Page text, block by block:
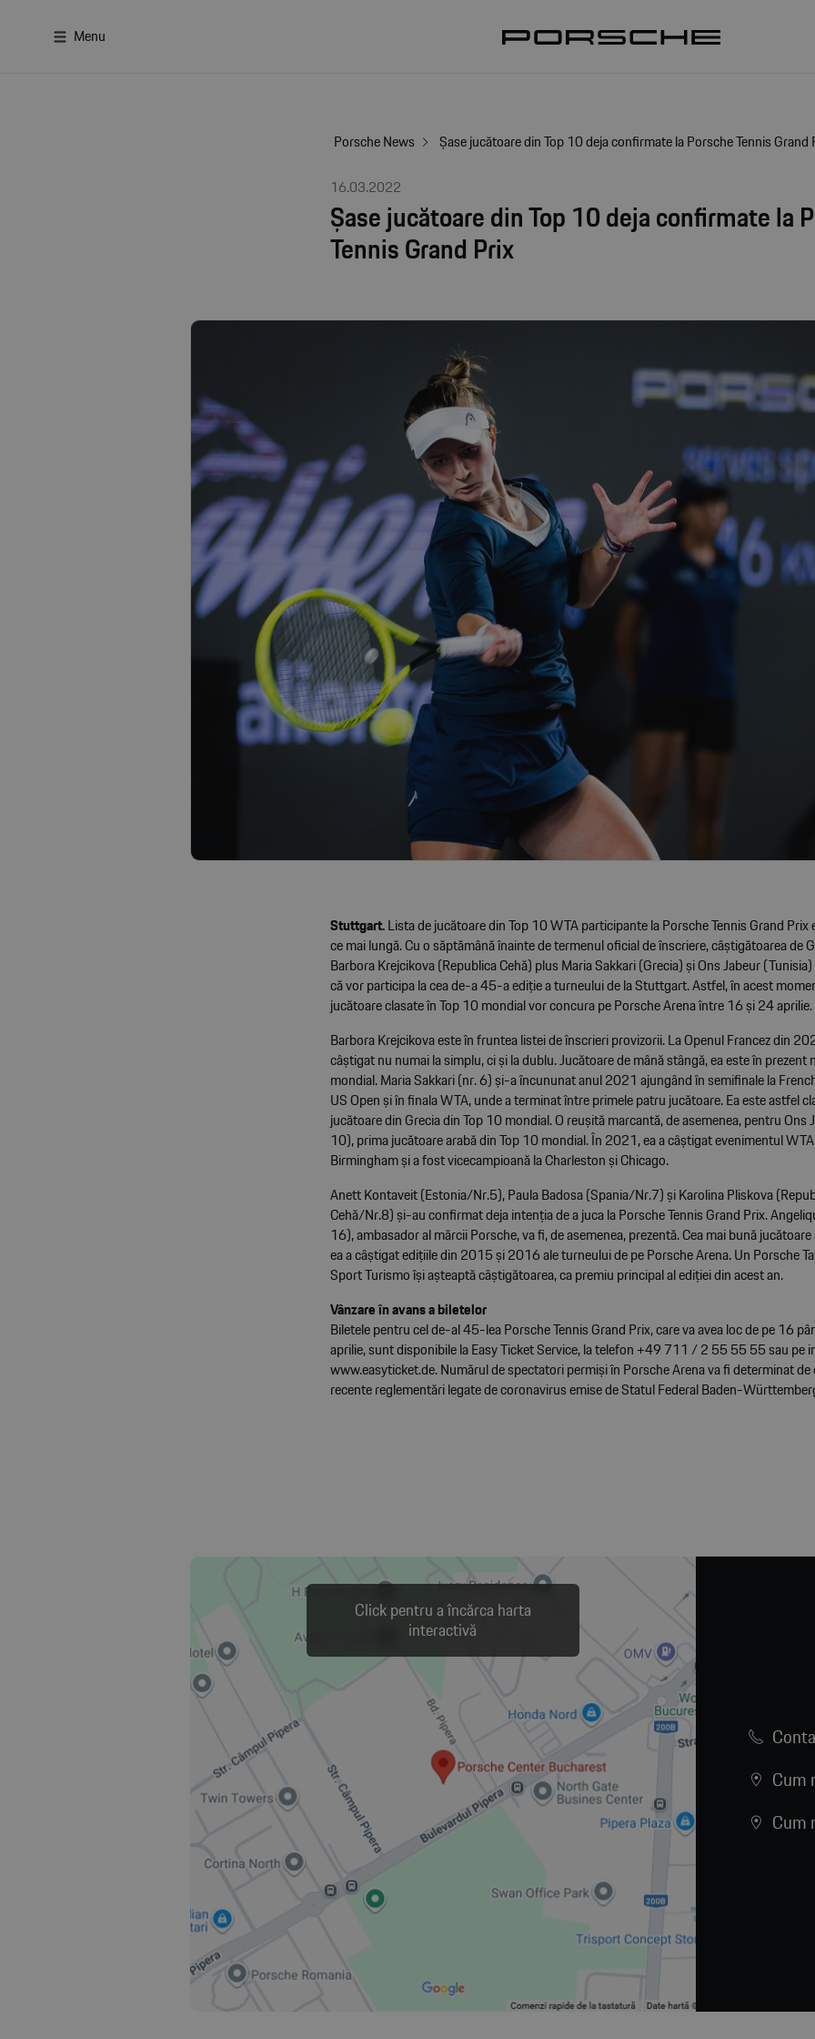
Menu
Porsche News
Șase jucătoare din Top 10 deja confirmate la Porsche Tennis Grand
16.03.2022
Șase jucătoare din Top 10 deja confirmate la
Tennis Grand Prix
Stuttgart.Lista de jucătoare din Top 10 WTA participante la Porsche Tennis Grand Prix
ce mai lungă. Cu o săptămână înainte de termenul oficial de înscriere, câștigătoarea de
Barbora Krejcikova (Republica Cehă) plus Maria Sakkari (Grecia) și Ons Jabeur
că vor participa la cea de-a 45-a ediție a turneului de la Stuttgart. Astfel, în acest
jucătoare clasate în Top 10 mondial vor concura pe Porsche Arena între 16 și 24 aprilie.
Barbora Krejcikova este în fruntea listei de înscrieri provizorii. La Openul Francez din
câștigat nu numai la simplu, ci și la dublu. Jucătoare de mână stângă, ea este în prezent
mondial. Maria Sakkari (nr. 6) și-a încununat anul 2021 ajungând în semifinale la
US Open și în finala WTA, unde a terminat între primele patru jucătoare. Ea este astfel
jucătoare din Grecia din Top 10 mondial. O reușită marcantă, de asemenea, pentru Ons
10), prima jucătoare arabă din Top 10 mondial. În 2021, ea a câștigat evenimentul
Birmingham și a fost vicecampioană la Charleston și Chicago.
Anett Kontaveit (Estonia/Nr.5), Paula Badosa (Spania/Nr.7) și Karolina Pliskova
Cehă/Nr.8) și-au confirmat deja intenția de a juca la Porsche Tennis Grand Prix.
16), ambasador al mărcii Porsche, va fi, de asemenea, prezentă. Cea mai bună
ea a câștigat edițiile din 2015 și 2016 ale turneului de pe Porsche Arena. Un Porsche
Sport Turismo își așteaptă câștigătoarea, ca premiu principal al ediției din acest an.
Vânzare în avans a biletelor
Biletele pentru cel de-al 45-lea Porsche Tennis Grand Prix, care va avea loc de pe 16
aprilie, sunt disponibile la Easy Ticket Service, la telefon +49 711 / 2 55 55 55 sau pe
www.easyticket.de. Numărul de spectatori permiși în Porsche Arena va fi determinat de
recente reglementări legate de coronavirus emise de Statul Federal Baden-
Click pentru a încărca harta
interactivă
Cum
Cum